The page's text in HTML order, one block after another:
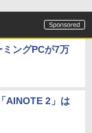
ングPCが7万
AINOTE 2」は